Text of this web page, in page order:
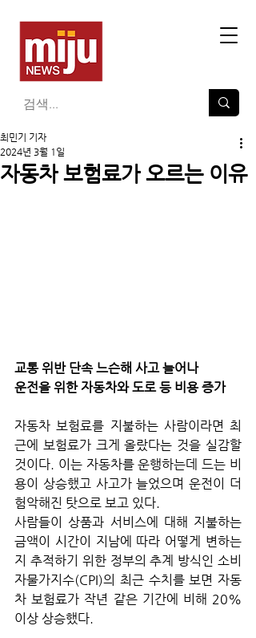
자동차 보험료가 오르는 이유
최민기 기자
2024년 3월 1일
교통 위반 단속 느슨해 사고 늘어나
운전을 위한 자동차와 도로 등 비용 증가
자동차 보험료를 지불하는 사람이라면 최
근에 보험료가 크게 올랐다는 것을 실감할
것이다. 이는 자동차를 운행하는데 드는 비
용이 상승했고 사고가 늘었으며 운전이 더
험악해진 탓으로 보고 있다.
사람들이 상품과 서비스에 대해 지불하는
금액이 시간이 지남에 따라 어떻게 변하는
지 추적하기 위한 정부의 추계 방식인 소비
자물가지수(CPI)의 최근 수치를 보면 자동
차 보험료가 작년 같은 기간에 비해 20%
이상 상승했다.